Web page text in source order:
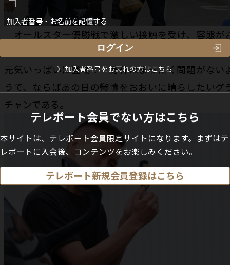
加入者番号・お名前を記憶する
加入者番号をお忘れの方はこちら
テレボート会員でない方はこちら
本サイトは、テレボート会員限定サイトになります。まずはテ
レボートに入会後、コンテンツをお楽しみください。
テレボート新規会員登録はこちら
オールスター優勝戦で激しい接触を受け、容態が
おいに心配された定松勇樹は、師匠の峰竜太ととも
元気いっぱいに登場！ 身体はまったく問題がない
うで、ならばあの日の鬱憤をおおいに晴らしたいグ
チャンである。